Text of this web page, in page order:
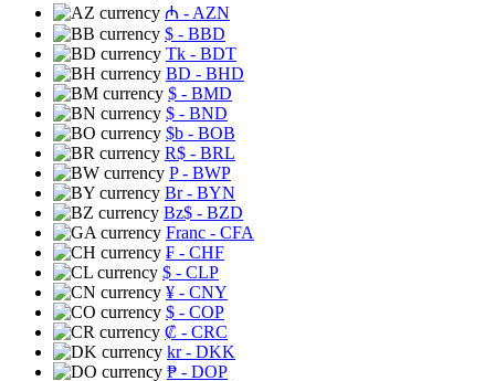
₼ - AZN
$ - BBD
Tk - BDT
BD - BHD
$ - BMD
$ - BND
$b - BOB
R$ - BRL
P- BWP
Br- BYN
Bz$ - BZD
Franc - CFA
₣ - CHF
$ - CLP
¥ - CNY
$ - COP
₡ - CRC
kr- DKK
₱ - DOP